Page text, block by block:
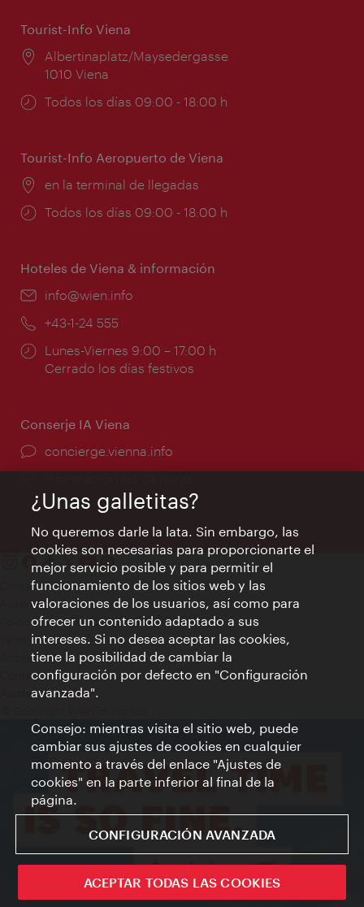
Tourist-Info Viena
Lugar:
Albertinaplatz/Maysedergasse
1010 Viena
Horarios
Todos los días 09:00 - 18:00 h
Tourist-Info Aeropuerto de Viena
Lugar:
en la terminal de llegadas
Horarios
Todos los días 09:00 - 18:00 h
Hoteles de Viena & información
e-
info@wien.info
Teléfono:
+43-1-24 555
Horarios
de
Lunes-Viernes 9:00 – 17:00 h
Cerrado los días festivos
Conserje IA Viena
concierge.vienna.info
Contacto
Aviso legal
Política de privacidad de datos
Terms of Use
Accesibilidad
Contacto para la prensa
Ajustes de cookie
¿Unas galletitas?
No queremos darle la lata. Sin embargo, las
cookies son necesarias para proporcionarte el
mejor servicio posible y para permitir el
funcionamiento de los sitios web y las
valoraciones de los usuarios, así como para
ofrecer un contenido adaptado a sus
intereses. Si no desea aceptar las cookies,
tiene la posibilidad de cambiar la
configuración por defecto en "Configuración
avanzada".
Consejo: mientras visita el sitio web, puede
cambiar sus ajustes de cookies en cualquier
momento a través del enlace "Ajustes de
cookies" en la parte inferior al final de la
página.
CONFIGURACIÓN AVANZADA
ACEPTAR TODAS LAS COOKIES